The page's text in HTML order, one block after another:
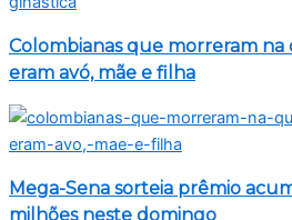
Colombianas que morreram
eram avó, mãe e filha
Mega-Sena sorteia prêmio
milhões neste domingo